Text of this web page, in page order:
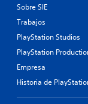
Sobre SIE
Trabajos
PlayStation Studios
PlayStation
Empresa
Historia de